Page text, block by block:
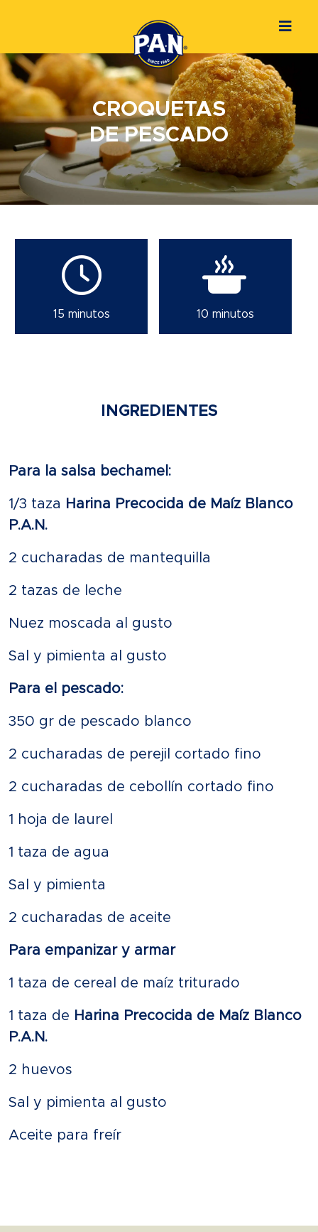
CROQUETAS
DE PESCADO
15 minutos 10 minutos
INGREDIENTES
Para la salsa bechamel:
1/3 taza Harina Precocida de Maíz Blanco
P.A.N.
2 cucharadas de mantequilla
2 tazas de leche
Nuez moscada al gusto
Sal y pimienta al gusto
Para el pescado:
350 gr de pescado blanco
2 cucharadas de perejil cortado fino
2 cucharadas de cebollín cortado fino
1 hoja de laurel
1 taza de agua
Sal y pimienta
2 cucharadas de aceite
Para empanizar y armar
1 taza de cereal de maíz triturado
1 taza de Harina Precocida de Maíz Blanco
P.A.N.
2 huevos
Sal y pimienta al gusto
Aceite para freír